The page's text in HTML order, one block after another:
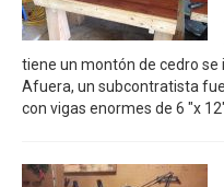
tiene un montón de cedro se
Afuera, un subcontratista
con vigas enormes de 6 "x